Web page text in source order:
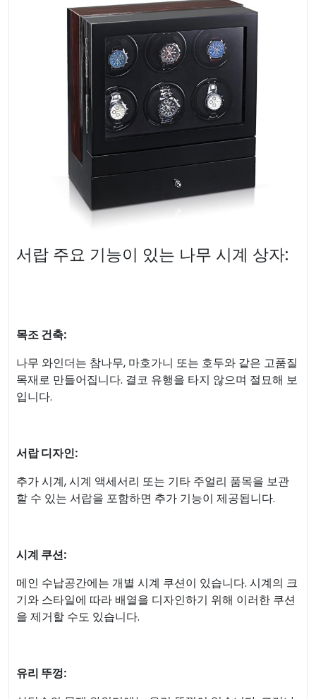
서랍 주요 기능이 있는 나무 시계 상자:
목조 건축:
나무 와인더는 참나무, 마호가니 또는 호두와 같은 고품질
목재로 만들어집니다. 결코 유행을 타지 않으며 절묘해 보
입니다.
서랍 디자인:
추가 시계, 시계 액세서리 또는 기타 주얼리 품목을 보관
할 수 있는 서랍을 포함하면 추가 기능이 제공됩니다.
시계 쿠션:
메인 수납공간에는 개별 시계 쿠션이 있습니다. 시계의 크
기와 스타일에 따라 배열을 디자인하기 위해 이러한 쿠션
을 제거할 수도 있습니다.
유리 뚜껑: